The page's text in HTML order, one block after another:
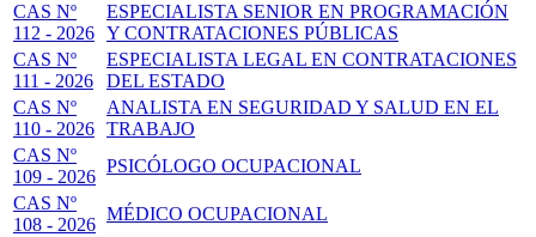
CAS Nº
112 - 2026
ESPECIALISTA SENIOR EN PROGRAMACIÓN
Y CONTRATACIONES PÚBLICAS
CAS Nº
111 - 2026
ESPECIALISTA LEGAL EN CONTRATACIONES
DEL ESTADO
CAS Nº
110 - 2026
ANALISTA EN SEGURIDAD Y SALUD EN EL
TRABAJO
CAS Nº
109 - 2026
PSICÓLOGO OCUPACIONAL
CAS Nº
108 - 2026
MÉDICO OCUPACIONAL